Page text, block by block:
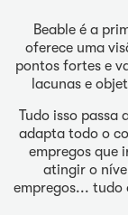
Beable é a
oferece uma
pontos fortes e
lacunas e
Tudo isso passa
adapta todo o
empregos que
atingir o
empregos... tudo